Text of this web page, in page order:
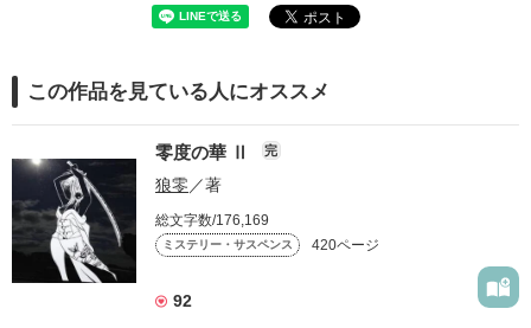
この作品を見ている人にオススメ
零度の華 Ⅱ 完
狼零 ／著
総文字数/176,169
ミステリー・サスペンス 420ページ
92